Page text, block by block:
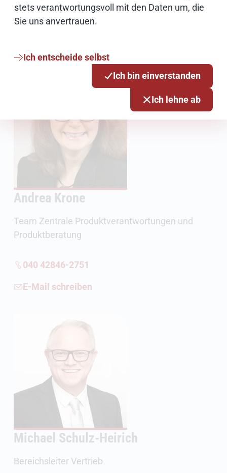
stets verantwortungsvoll mit den Daten um, die
Sie uns anvertrauen.
Ich entscheide selbst
Ich bin einverstanden
Ich lehne ab
Wir sind für Sie da
Andrea Krone
Team Zentrale Produktverantwortungen und
Produktberatung
040 42846-2751
E-Mail schreiben
Michael Schulz-Heirich
Bereichsleiter Vertrieb